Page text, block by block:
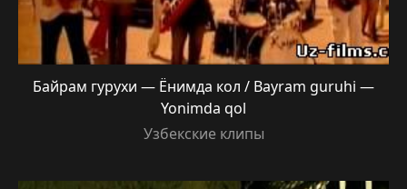
Байрам гурухи — Ёнимда кол / Bayram guruhi —
Yonimda qol
Узбекские клипы